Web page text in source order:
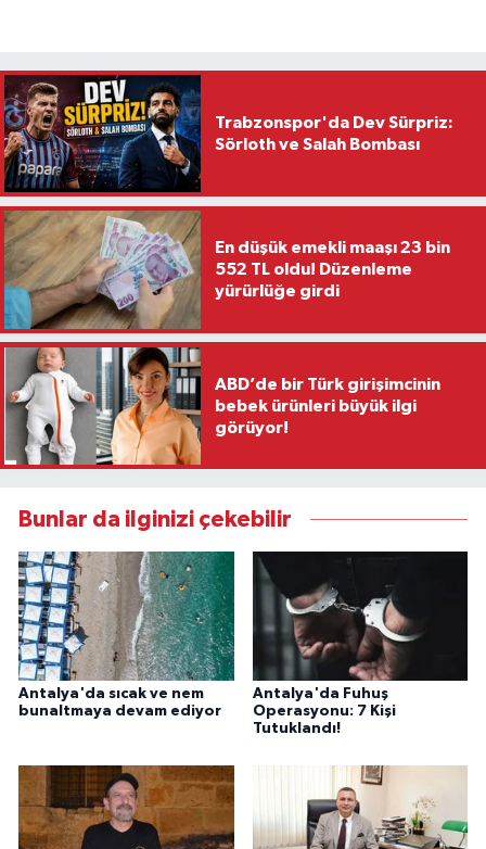
Trabzonspor'da Dev Sürpriz:
Sörloth ve Salah Bombası
En düşük emekli maaşı 23 bin
552 TL oldu! Düzenleme
yürürlüğe girdi
ABD’de bir Türk girişimcinin
bebek ürünleri büyük ilgi
görüyor!
Bunlar da ilginizi çekebilir
Antalya'da sıcak ve nem
bunaltmaya devam ediyor
Antalya'da Fuhuş
Operasyonu: 7 Kişi
Tutuklandı!